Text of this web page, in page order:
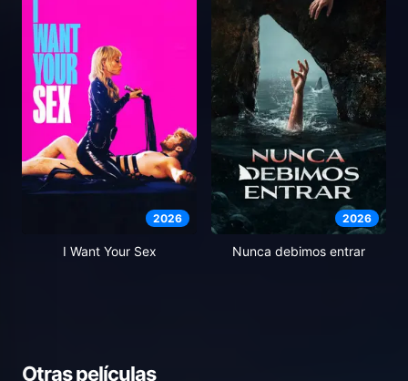
2026
I Want Your Sex
2026
Nunca debimos entrar
Otras películas